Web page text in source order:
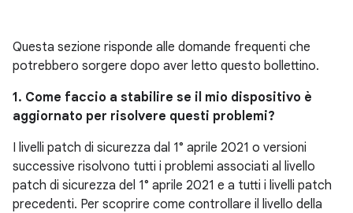
Questa sezione risponde alle domande frequenti che
potrebbero sorgere dopo aver letto questo bollettino.
1. Come faccio a stabilire se il mio dispositivo è
aggiornato per risolvere questi problemi?
I livelli patch di sicurezza dal 1° aprile 2021 o versioni
successive risolvono tutti i problemi associati al livello
patch di sicurezza del 1° aprile 2021 e a tutti i livelli patch
precedenti. Per scoprire come controllare il livello della